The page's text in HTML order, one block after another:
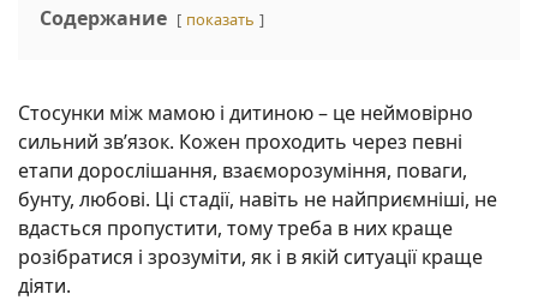
Содержание показать
Стосунки між мамою і дитиною – це неймовірно
сильний зв’язок. Кожен проходить через певні
етапи дорослішання, взаєморозуміння, поваги,
бунту, любові. Ці стадії, навіть не найприємніші, не
вдасться пропустити, тому треба в них краще
розібратися і зрозуміти, як і в якій ситуації краще
діяти.